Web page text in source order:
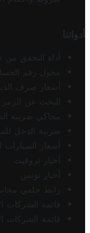
أدواتنا
أداة التحقق
محول رقم
أسعار صرف
البحث عن
محاكي ضريبة
ضريبة الدخل
أسعار
أخبار تروفيت
أخبار تونس
رابط خلفي
قائمة الشركات
قائمة الشركات